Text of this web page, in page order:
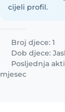
cijeli profil.
Broj djece: 1
Dob djece:
Posljednja
mjesec